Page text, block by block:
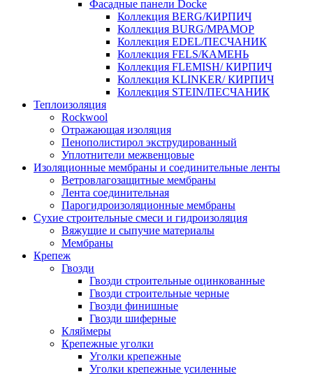
Фасадные панели Docke
Коллекция BERG/КИРПИЧ
Коллекция BURG/МРАМОР
Коллекция EDEL/ПЕСЧАНИК
Коллекция FELS/КАМЕНЬ
Коллекция FLEMISH/ КИРПИЧ
Коллекция KLINKER/ КИРПИЧ
Коллекция STEIN/ПЕСЧАНИК
Теплоизоляция
Rockwool
Отражающая изоляция
Пенополистирол экструдированный
Уплотнители межвенцовые
Изоляционные мембраны и соединительные ленты
Ветровлагозащитные мембраны
Лента соединительная
Парогидроизоляционные мембраны
Сухие строительные смеси и гидроизоляция
Вяжущие и сыпучие материалы
Мембраны
Крепеж
Гвозди
Гвозди строительные оцинкованные
Гвозди строительные черные
Гвозди финишные
Гвозди шиферные
Кляймеры
Крепежные уголки
Уголки крепежные
Уголки крепежные усиленные